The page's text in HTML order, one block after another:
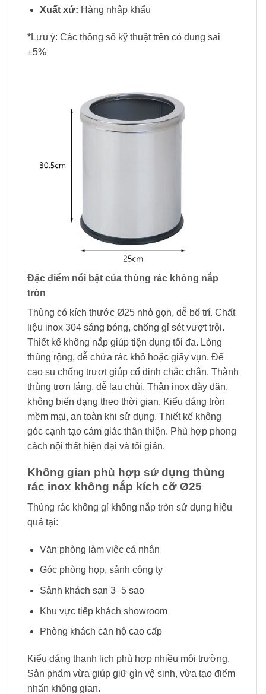
Xuất xứ: Hàng nhập khẩu
*Lưu ý: Các thông số kỹ thuật trên có dung sai
±5%
Đặc điểm nổi bật của thùng rác không nắp
tròn
Thùng có kích thước Ø25 nhỏ gọn, dễ bố trí. Chất
liệu inox 304 sáng bóng, chống gỉ sét vượt trội.
Thiết kế không nắp giúp tiện dụng tối đa. Lòng
thùng rộng, dễ chứa rác khô hoặc giấy vụn. Đế
cao su chống trượt giúp cố định chắc chắn. Thành
thùng trơn láng, dễ lau chùi. Thân inox dày dặn,
không biến dạng theo thời gian. Kiểu dáng tròn
mềm mại, an toàn khi sử dụng. Thiết kế không
góc cạnh tạo cảm giác thân thiện. Phù hợp phong
cách nội thất hiện đại và tối giản.
Không gian phù hợp sử dụng thùng
rác inox không nắp kích cỡ Ø25
Thùng rác không gỉ không nắp tròn sử dụng hiệu
quả tại:
Văn phòng làm việc cá nhân
Góc phòng họp, sảnh công ty
Sảnh khách sạn 3–5 sao
Khu vực tiếp khách showroom
Phòng khách căn hộ cao cấp
Kiểu dáng thanh lịch phù hợp nhiều môi trường.
Sản phẩm vừa giúp giữ gìn vệ sinh, vừa tạo điểm
nhấn không gian.